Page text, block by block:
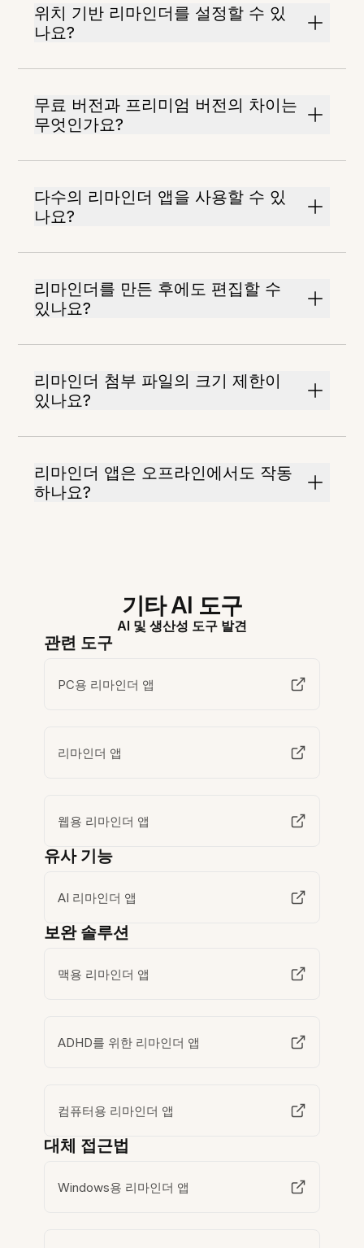
위치 기반 리마인더를 설정할 수 있
나요?
무료 버전과 프리미엄 버전의 차이는
무엇인가요?
다수의 리마인더 앱을 사용할 수 있
나요?
리마인더를 만든 후에도 편집할 수
있나요?
리마인더 첨부 파일의 크기 제한이
있나요?
리마인더 앱은 오프라인에서도 작동
하나요?
기타 AI 도구
AI 및 생산성 도구 발견
관련 도구
PC용 리마인더 앱
리마인더 앱
웹용 리마인더 앱
유사 기능
AI 리마인더 앱
보완 솔루션
맥용 리마인더 앱
ADHD를 위한 리마인더 앱
컴퓨터용 리마인더 앱
대체 접근법
Windows용 리마인더 앱